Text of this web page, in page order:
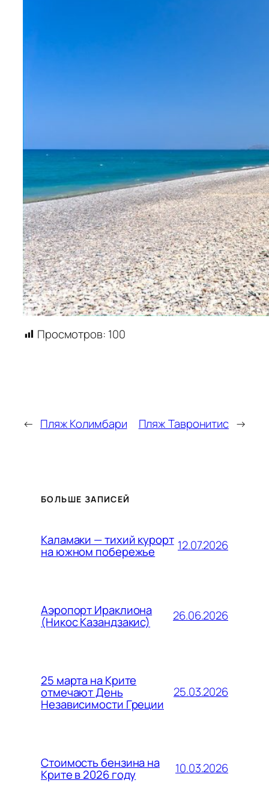
Просмотров: 100
← Пляж Колимбари Пляж Тавронитис →
БОЛЬШЕ ЗАПИСЕЙ
Каламаки — тихий курорт
на южном побережье 12.07.2026
Аэропорт Ираклиона
(Никос Казандзакис) 26.06.2026
25 марта на Крите
отмечают День
Независимости Греции
25.03.2026
Стоимость бензина на
Крите в 2026 году 10.03.2026